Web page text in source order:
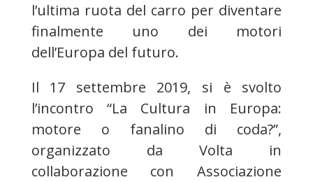
l’ultima ruota del carro per diventare
finalmente uno dei motori
dell’Europa del futuro.
Il 17 settembre 2019, si è svolto
l’incontro “La Cultura in Europa:
motore o fanalino di coda?”,
organizzato da Volta in
collaborazione con Associazione